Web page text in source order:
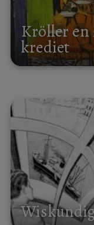
Kröller en
krediet